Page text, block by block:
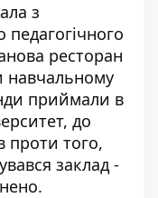
з
ресторан
навчальному
приймали в
до
проти того,
заклад -